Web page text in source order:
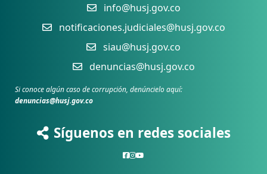
info@husj.gov.co
notificaciones.judiciales@husj.gov.co
siau@husj.gov.co
denuncias@husj.gov.co
Si conoce algún caso de corrupción, denúncielo aquí:
denuncias@husj.gov.co
Síguenos en redes sociales